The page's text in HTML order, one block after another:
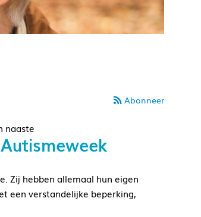
Abonneer
naaste
Zij hebben allemaal hun eigen
een verstandelijke beperking,